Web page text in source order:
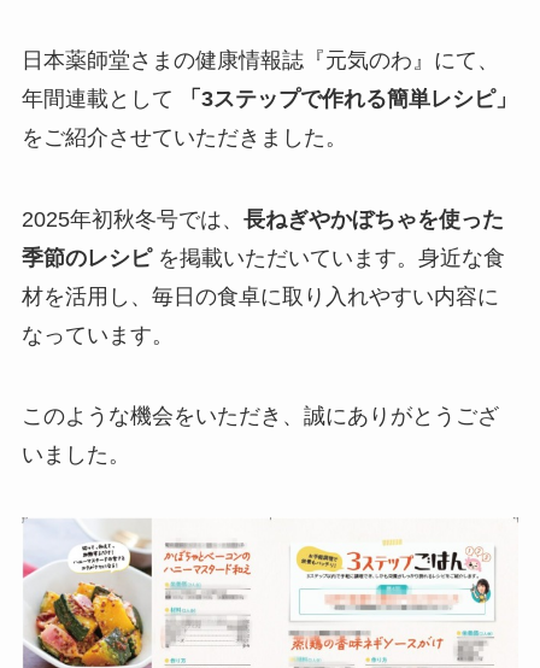
日本薬師堂さまの健康情報誌『元気のわ』にて、
年間連載として
「3ステップで作れる簡単レシピ」
をご紹介させていただきました。
2025年初秋冬号では、 長ねぎやかぼちゃを使った
季節のレシピを掲載いただいています。身近な食
材を活用し、毎日の食卓に取り入れやすい内容に
なっています。
このような機会をいただき、誠にありがとうござ
いました。